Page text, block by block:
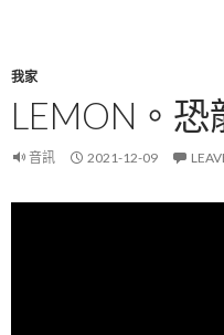
我家
LEMON。恐
音訊 2021-12-09